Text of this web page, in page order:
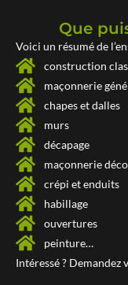
Que
Voici un résumé de
construction
maçonnerie
chapes et dalles
murs
décapage
maçonnerie
crépi et enduits
habillage
ouvertures
peinture…
Intéressé ? Demandez